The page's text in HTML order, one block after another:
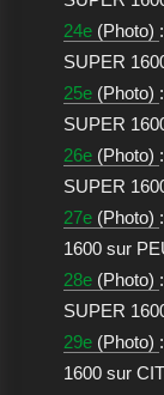
24e(Photo)
SUPER
25e(Photo)
SUPER
26e(Photo)
SUPER
27e(Photo)
1600 sur
28e(Photo)
SUPER
29e(Photo)
1600 sur